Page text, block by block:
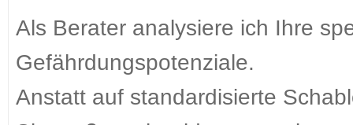
Als Berater analysiere ich Ihre
Gefährdungspotenziale.
Anstatt auf standardisierte